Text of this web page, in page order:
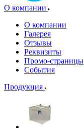
О компании
О компании
Галерея
Отзывы
Реквизиты
Промо-страницы
События
Продукция